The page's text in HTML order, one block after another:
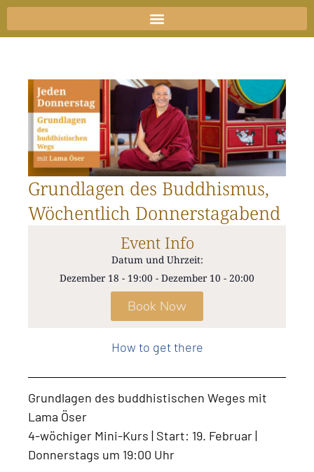
Zum
Inhalt
Grundlagen des Buddhismus,
Wöchentlich Donnerstagabend
Event Info
Datum und Uhrzeit:
Dezember 18 - 19:00 - Dezember 10 - 20:00
Book Now
How to get there
Grundlagen des buddhistischen Weges mit
Lama Öser
4-wöchiger Mini-Kurs | Start: 19. Februar |
Donnerstags um 19:00 Uhr